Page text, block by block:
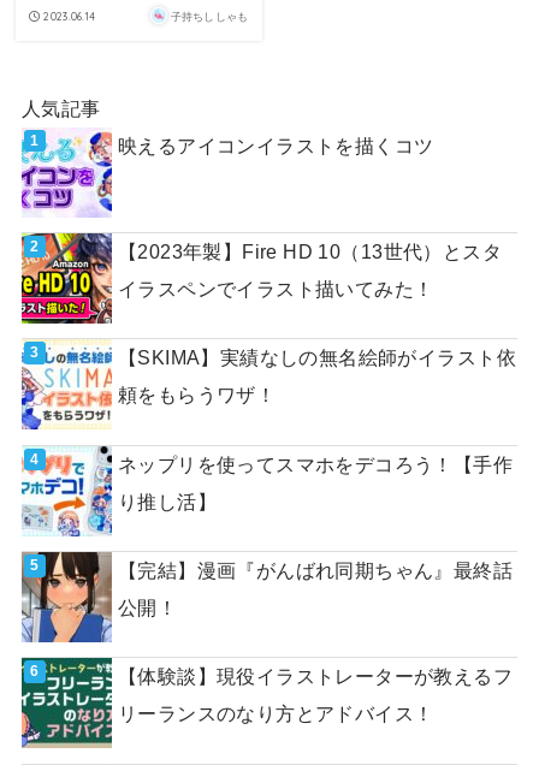
2023.06.14 子持ちししゃも
人気記事
映えるアイコンイラストを描くコツ
【2023年製】Fire HD 10（13世代）とスタ
イラスペンでイラスト描いてみた！
【SKIMA】実績なしの無名絵師がイラスト依
頼をもらうワザ！
ネップリを使ってスマホをデコろう！【手作
り推し活】
【完結】漫画『がんばれ同期ちゃん』最終話
公開！
【体験談】現役イラストレーターが教えるフ
リーランスのなり方とアドバイス！